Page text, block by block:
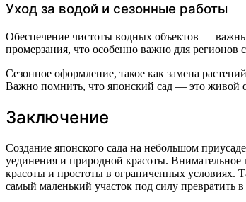
Уход за водой и сезонные работы
Обеспечение чистоты водных объектов —
промерзания, что особенно важно для регионов
Сезонное оформление, такое как замена
Важно помнить, что японский сад — это живой
Заключение
Создание японского сада на небольшом
уединения и природной красоты.
красоты и простоты в ограниченных условиях.
самый маленький участок под силу превратить